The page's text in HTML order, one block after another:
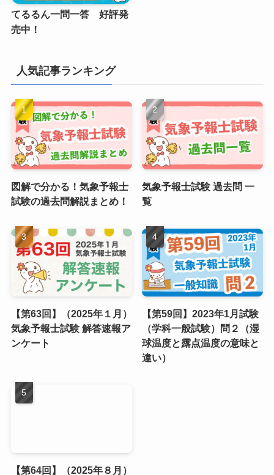
てるるん一問一答 好評発
売中！
人気記事ランキング
図解で分かる！気象予報士
試験の過去問解説まとめ！
気象予報士試験 過去問 一
覧
【第63回】（2025年１月）
気象予報士試験 解答速報ア
ンケート
【第59回】2023年1月試験
（学科一般試験）問２（湿
球温度と露点温度の意味と
違い）
【第64回】（2025年８月）